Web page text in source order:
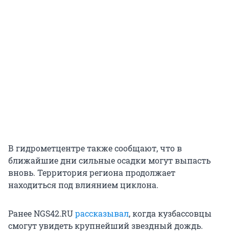
В гидрометцентре также сообщают, что в
ближайшие дни сильные осадки могут выпасть
вновь. Территория региона продолжает
находиться под влиянием циклона.
Ранее NGS42.RUрассказывал, когда кузбассовцы
смогут увидеть крупнейший звездный дождь.